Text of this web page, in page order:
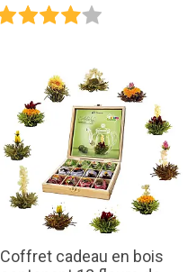
Coffret cadeau en bois